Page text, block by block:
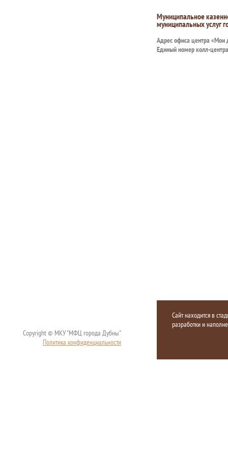
Муниципальное
муниципальных услуг
Адрес офиса центра «Мои
Единый номер колл-
Copyright © МКУ "МФЦ города Дубны"
Политика конфиденциальности
Сайт находится в
разработки и